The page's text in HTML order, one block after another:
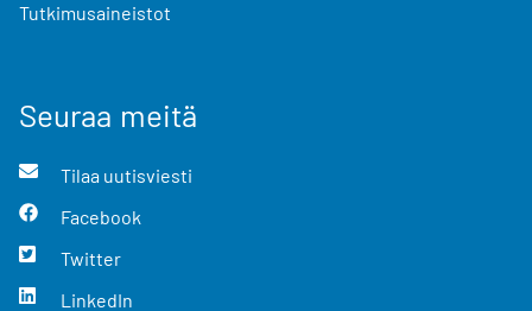
Tutkimusaineistot
Seuraa meitä
Tilaa uutisviesti
Facebook
Twitter
LinkedIn